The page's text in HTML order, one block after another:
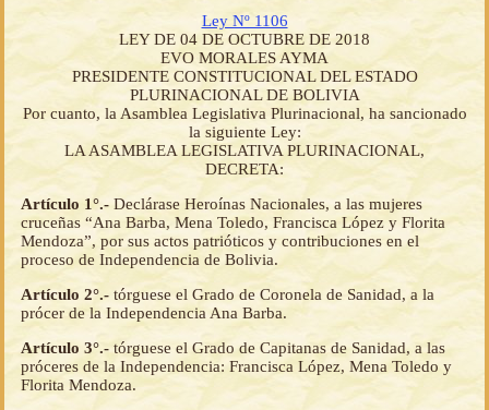
Ley Nº 1106
LEY DE 04 DE OCTUBRE DE 2018
EVO MORALES AYMA
PRESIDENTE CONSTITUCIONAL DEL ESTADO
PLURINACIONAL DE BOLIVIA
Por cuanto, la Asamblea Legislativa Plurinacional, ha sancionado
la siguiente Ley:
LA ASAMBLEA LEGISLATIVA PLURINACIONAL,
DECRETA:
Artículo 1°.- Declárase Heroínas Nacionales, a las mujeres
cruceñas “Ana Barba, Mena Toledo, Francisca López y Florita
Mendoza”, por sus actos patrióticos y contribuciones en el
proceso de Independencia de Bolivia.
Artículo 2°.- tórguese el Grado de Coronela de Sanidad, a la
prócer de la Independencia Ana Barba.
Artículo 3°.- tórguese el Grado de Capitanas de Sanidad, a las
próceres de la Independencia: Francisca López, Mena Toledo y
Florita Mendoza.